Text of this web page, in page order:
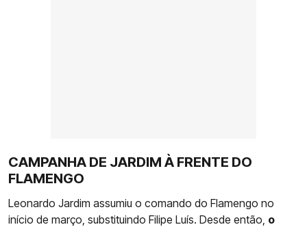
CAMPANHA DE JARDIM À FRENTE DO
FLAMENGO
Leonardo Jardim assumiu o comando do Flamengo no
início de março, substituindo Filipe Luís. Desde então, o